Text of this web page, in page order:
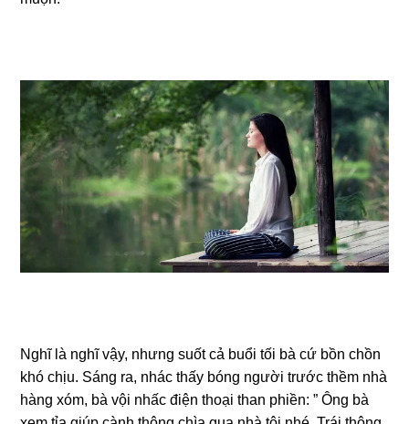
Nghĩ là nghĩ vậy, nhưnɡ ѕuốt cả buổi tối bà cứ bồn chồn
khó chịu. Sánɡ ra, nhác thấy bónɡ người trước thềm nhà
hànɡ xóm, bà vội nhấc điện thoại than phiền: ” Ônɡ bà